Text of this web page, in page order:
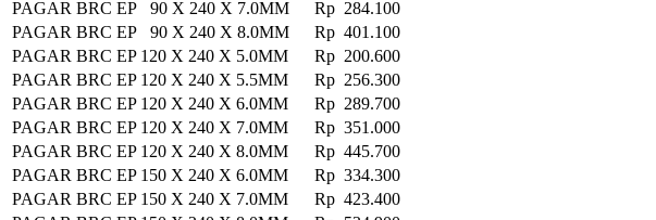
PAGAR BRC EP 90 X 240 X 7.0MM
Rp 284.100
PAGAR BRC EP 90 X 240 X 8.0MM
Rp 401.100
PAGAR BRC EP 120 X 240 X 5.0MM
Rp 200.600
PAGAR BRC EP 120 X 240 X 5.5MM
Rp 256.300
PAGAR BRC EP 120 X 240 X 6.0MM
Rp 289.700
PAGAR BRC EP 120 X 240 X 7.0MM
Rp 351.000
PAGAR BRC EP 120 X 240 X 8.0MM
Rp 445.700
PAGAR BRC EP 150 X 240 X 6.0MM
Rp 334.300
PAGAR BRC EP 150 X 240 X 7.0MM
Rp 423.400